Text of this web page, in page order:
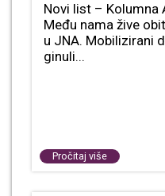
Novi list – Kolumna
Među nama žive
u JNA. Mobilizirani
ginuli...
Pročitaj više